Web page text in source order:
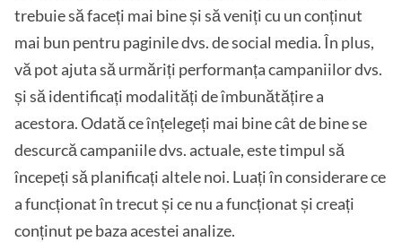
trebuie să faceți mai bine și să veniți cu un conținut
mai bun pentru paginile dvs. de social media. În plus,
vă pot ajuta să urmăriți performanța campaniilor dvs.
și să identificați modalități de îmbunătățire a
acestora. Odată ce înțelegeți mai bine cât de bine se
descurcă campaniile dvs. actuale, este timpul să
începeți să planificați altele noi. Luați în considerare ce
a funcționat în trecut și ce nu a funcționat și creați
conținut pe baza acestei analize.